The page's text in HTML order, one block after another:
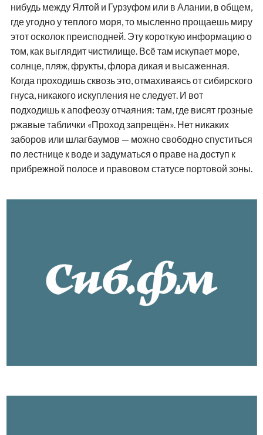
нибудь между Ялтой и Гурзуфом или в Алании, в общем,
где угодно у теплого моря, то мысленно прощаешь миру
этот осколок преисподней. Эту короткую информацию о
том, как выглядит чистилище. Всё там искупает море,
солнце, пляж, фрукты, флора дикая и высаженная.
Когда проходишь сквозь это, отмахиваясь от сибирского
гнуса, никакого искупления не следует. И вот
подходишь к апофеозу отчаяния: там, где висят грозные
ржавые таблички «Проход запрещён». Нет никаких
заборов или шлагбаумов — можно свободно спуститься
по лестнице к воде и задуматься о праве на доступ к
прибрежной полосе и правовом статусе портовой зоны.